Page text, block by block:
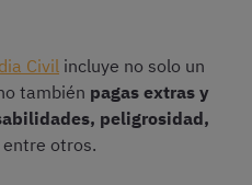
Civil incluye no solo un
también pagas extras y
peligrosidad,
entre otros.